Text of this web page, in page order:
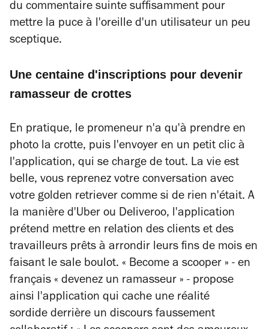
du commentaire suinte suffisamment pour
mettre la puce à l'oreille d'un utilisateur un peu
sceptique.
Une centaine d'inscriptions pour devenir
ramasseur de crottes
En pratique, le promeneur n'a qu'à prendre en
photo la crotte, puis l'envoyer en un petit clic à
l'application, qui se charge de tout. La vie est
belle, vous reprenez votre conversation avec
votre golden retriever comme si de rien n'était. A
la manière d'Uber ou Deliveroo, l'application
prétend mettre en relation des clients et des
travailleurs prêts à arrondir leurs fins de mois en
faisant le sale boulot. « Become a scooper » - en
français « devenez un ramasseur » - propose
ainsi l'application qui cache une réalité
sordide derrière un discours faussement